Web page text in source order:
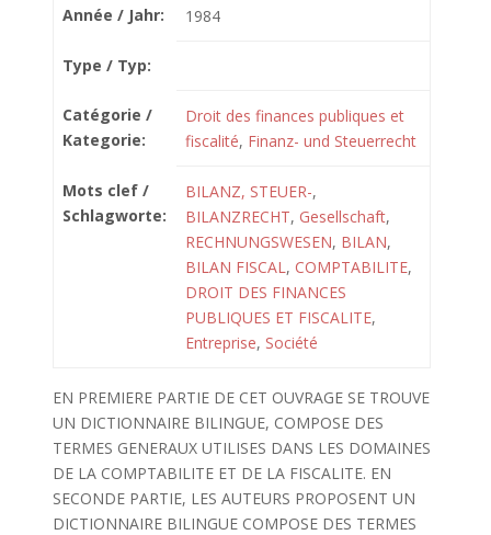
Année / Jahr: 1984
Type / Typ:
Catégorie /
Kategorie:
Droit des finances publiques et
fiscalité, Finanz- und Steuerrecht
Mots clef /
Schlagworte:
BILANZ, STEUER-,
BILANZRECHT, Gesellschaft,
RECHNUNGSWESEN, BILAN,
BILAN FISCAL, COMPTABILITE,
DROIT DES FINANCES
PUBLIQUES ET FISCALITE,
Entreprise, Société
EN PREMIERE PARTIE DE CET OUVRAGE SE TROUVE
UN DICTIONNAIRE BILINGUE, COMPOSE DES
TERMES GENERAUX UTILISES DANS LES DOMAINES
DE LA COMPTABILITE ET DE LA FISCALITE. EN
SECONDE PARTIE, LES AUTEURS PROPOSENT UN
DICTIONNAIRE BILINGUE COMPOSE DES TERMES